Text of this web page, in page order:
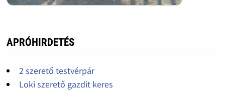
APRÓHIRDETÉS
2 szerető testvérpár
Loki szerető gazdit keres